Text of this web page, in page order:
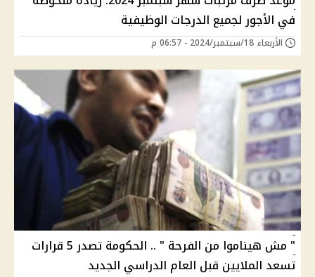
في الأجور لجميع الدرجات الوظيفية
الأربعاء 18/سبتمبر/2024 - 06:57 م
" مش هيناموا من الفرحة " .. الحكومة تصدر 5 قرارات
تسعد الملايين قبل العام الدراسي الجديد